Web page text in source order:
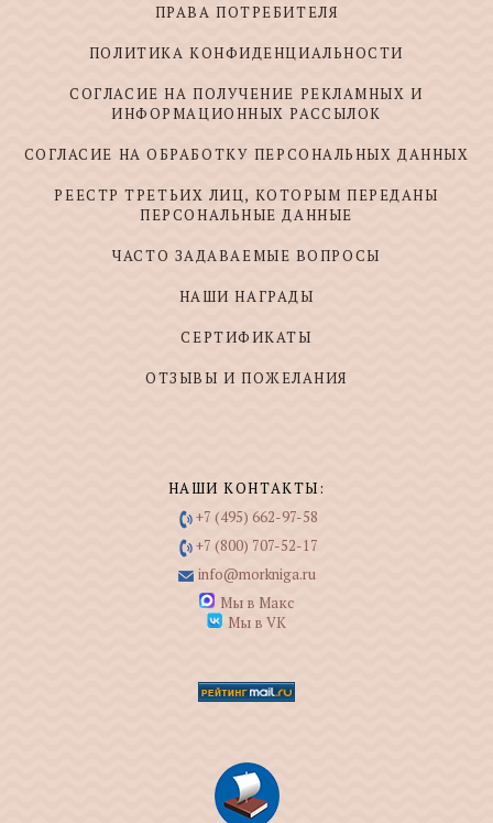
ПРАВА ПОТРЕБИТЕЛЯ
ПОЛИТИКА КОНФИДЕНЦИАЛЬНОСТИ
СОГЛАСИЕ НА ПОЛУЧЕНИЕ РЕКЛАМНЫХ И
ИНФОРМАЦИОННЫХ РАССЫЛОК
СОГЛАСИЕ НА ОБРАБОТКУ ПЕРСОНАЛЬНЫХ ДАННЫХ
РЕЕСТР ТРЕТЬИХ ЛИЦ, КОТОРЫМ ПЕРЕДАНЫ
ПЕРСОНАЛЬНЫЕ ДАННЫЕ
ЧАСТО ЗАДАВАЕМЫЕ ВОПРОСЫ
НАШИ НАГРАДЫ
СЕРТИФИКАТЫ
ОТЗЫВЫ И ПОЖЕЛАНИЯ
НАШИ КОНТАКТЫ:
+7 (495) 662-97-58
+7 (800) 707-52-17
info@morkniga.ru
Мы в Макс
Мы в VK